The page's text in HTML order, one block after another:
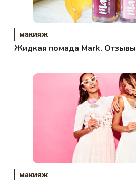
макияж
Жидкая помада Mark. Отзывы
макияж